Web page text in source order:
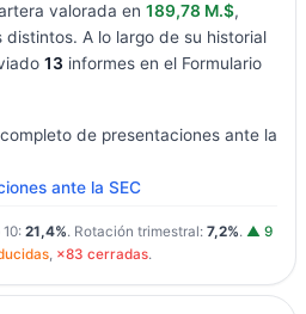
valorada en 189,78 M.$,
distintos. A lo largo de su historial
13 informes en el Formulario
de presentaciones ante la
ante la SEC
21,4%. Rotación trimestral: 7,2%. ▲ 9
, ×83 cerradas.